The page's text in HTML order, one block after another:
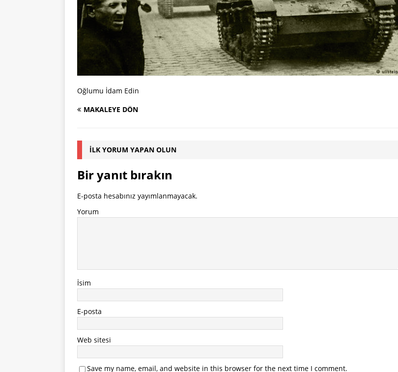
Oğlumu İdam Edin
MAKALEYE DÖN
İLK YORUM YAPAN OLUN
Bir yanıt bırakın
E-posta hesabınız yayımlanmayacak.
Yorum
İsim
E-posta
Web sitesi
Save my name, email, and website in this browser for the next time I comment.